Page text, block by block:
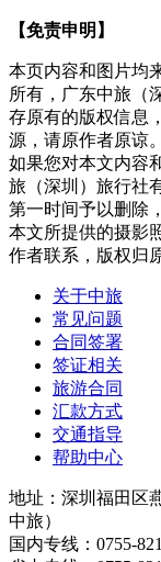
【免责申明】
本页内容和图片均
所有，广东中旅（
存原有的版权信息
源，请原作者原谅。
如果您对本文内容
旅（深圳）旅行社
第一时间予以删除
本文所提供的摄影
作者联系，版权归
关于中旅
常见问题
合同签署
签证相关
旅游合同
汇款方式
交通指导
帮助中心
地址：深圳福田区
中旅）
国内专线：0755-